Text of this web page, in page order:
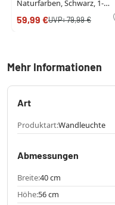
Naturfarben, Schwarz, 1-
59,99 €UVP:79,99 €
Mehr Informationen
Art
Produktart:Wandleuchte
Abmessungen
Breite:40 cm
Höhe:56 cm